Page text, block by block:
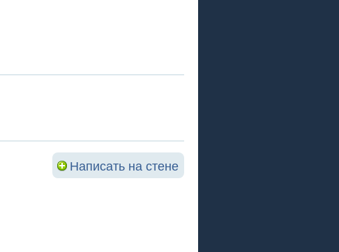
Написать на стене